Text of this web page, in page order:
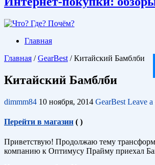
Главная
Главная / GearBest / Китайский Бамблби
Китайский Бамблби
dimmm84 10 ноября, 2014 GearBest Leave a
Перейти в магазин ( )
Приветствую! Продолжаю тему
компанию к Оптимусу Прайму приехал